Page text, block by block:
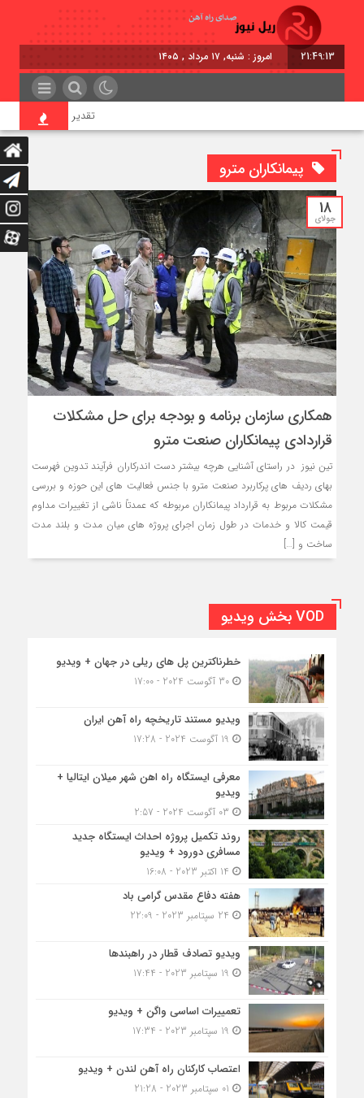
21:49:13 امروز : شنبه, ۱۷ مرداد , ۱۴۰۵
تقدیر معاون اول
پیمانکاران مترو
18
جولای
همکاری سازمان برنامه و بودجه برای حل مشکلات
قراردادی پیمانکاران صنعت مترو
تین نیوز در راستای آشنایی هرچه بیشتر دست اندرکاران فرآیند تدوین فهرست
بهای ردیف های پرکاربرد صنعت مترو با جنس فعالیت های این حوزه و بررسی
مشکلات مربوط به قرارداد پیمانکاران مربوطه که عمدتاً ناشی از تغییرات مداوم
قیمت کالا و خدمات در طول زمان اجرای پروژه های میان مدت و بلند مدت
ساخت و […]
VOD بخش ویدیو
خطرناکترین پل های ریلی در جهان + ویدیو
30 آگوست 2024 - 17:00
ویدیو مستند تاریخچه راه آهن ایران
معرفی ایستگاه راه اهن شهر میلان ایتالیا +
ویدیو
روند تکمیل پروژه احداث ایستگاه جدید
مسافری دورود + ویدیو
هفته دفاع مقدس گرامی باد
ویدیو تصادف قطار در راهبندها
تعمییرات اساسی واگن + ویدیو
اعتصاب کارکنان راه آهن لندن + ویدیو